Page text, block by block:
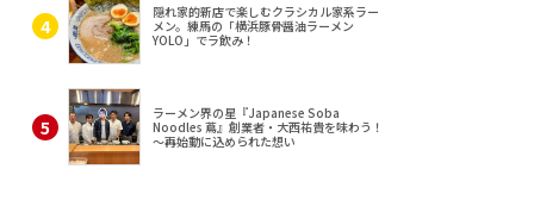
隠れ家的新店で楽しむクラシカル家系ラー
メン。練馬の「横浜豚骨醤油ラーメン
YOLO」でラ飲み！
ラーメン界の星『Japanese Soba
Noodles 蔦』創業者・大西祐貴を味わう！
～再始動に込められた想い